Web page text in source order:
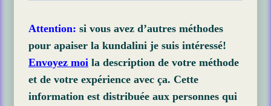
Attention: si vous avez d’autres méthodes
pour apaiser la kundalini je suis intéressé!
Envoyez moi la description de votre méthode
et de votre expérience avec ça. Cette
information est distribuée aux personnes qui